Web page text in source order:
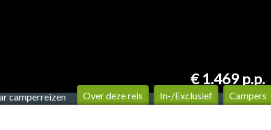
€ 1.469 p.p.
camperreizen Over deze reis In-/Exclusief Campers